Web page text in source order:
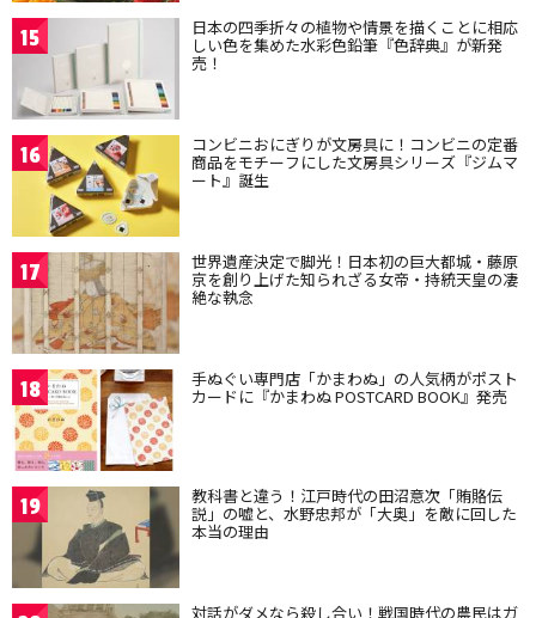
15 日本の四季折々の植物や情景を描くことに相応
しい色を集めた水彩色鉛筆『色辞典』が新発
売！
16 コンビニおにぎりが文房具に！コンビニの定番
商品をモチーフにした文房具シリーズ『ジムマ
ート』誕生
17 世界遺産決定で脚光！日本初の巨大都城・藤原
京を創り上げた知られざる女帝・持統天皇の凄
絶な執念
18 手ぬぐい専門店「かまわぬ」の人気柄がポスト
カードに『かまわぬ POSTCARD BOOK』発売
19 教科書と違う！江戸時代の田沼意次「賄賂伝
説」の嘘と、水野忠邦が「大奥」を敵に回した
本当の理由
対話がダメなら殺し合い！戦国時代の農民はガ